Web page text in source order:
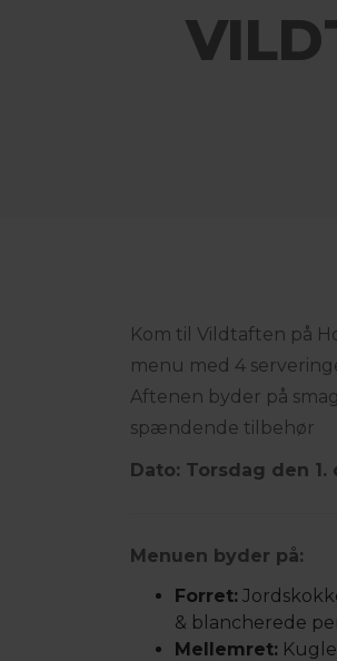
Kom til Vildtaften på
menu med 4
Aftenen byder på
spændende tilbehør
Dato: Torsdag den 1.
Menuen byder på:
Forret:
& blancherede
Mellemret: